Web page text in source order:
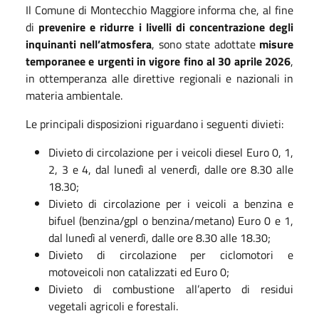
Il Comune di Montecchio Maggiore informa che, al fine
di prevenire e ridurre i livelli di concentrazione degli
inquinanti nell’atmosfera, sono state adottate misure
temporanee e urgenti in vigore fino al 30 aprile 2026,
in ottemperanza alle direttive regionali e nazionali in
materia ambientale.
Le principali disposizioni riguardano i seguenti divieti:
Divieto di circolazione per i veicoli diesel Euro 0, 1,
2, 3 e 4, dal lunedì al venerdì, dalle ore 8.30 alle
18.30;
Divieto di circolazione per i veicoli a benzina e
bifuel (benzina/gpl o benzina/metano) Euro 0 e 1,
dal lunedì al venerdì, dalle ore 8.30 alle 18.30;
Divieto di circolazione per ciclomotori e
motoveicoli non catalizzati ed Euro 0;
Divieto di combustione all’aperto di residui
vegetali agricoli e forestali.